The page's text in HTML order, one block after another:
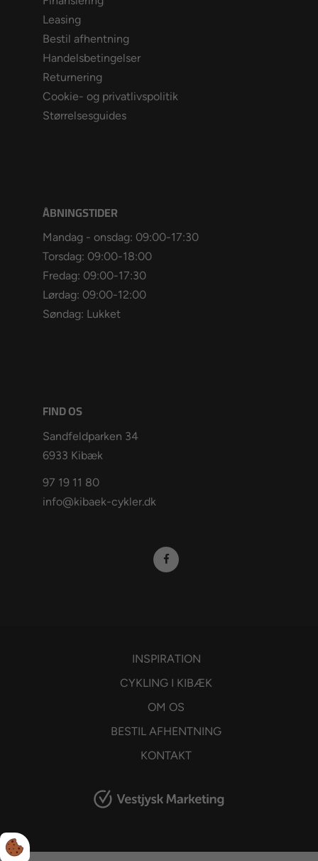
Leasing
Bestil afhentning
Handelsbetingelser
Returnering
Cookie- og privatlivspolitik
Størrelsesguides
ÅBNINGSTIDER
Mandag - onsdag: 09:00-17:30
Torsdag: 09:00-18:00
Fredag: 09:00-17:30
Lørdag: 09:00-12:00
Søndag: Lukket
FIND OS
Sandfeldparken 34
6933 Kibæk
97 19 11 80
info@kibaek-cykler.dk
INSPIRATION
CYKLING I KIBÆK
OM OS
BESTIL AFHENTNING
KONTAKT